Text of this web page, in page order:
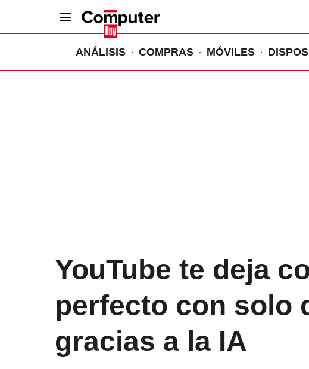
ANÁLISIS COMPRAS MÓVILES
YouTube te deja
perfecto con solo
gracias a la IA